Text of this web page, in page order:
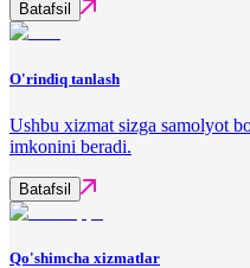
Batafsil
O'rindiq tanlash
Ushbu xizmat sizga samolyot
imkonini beradi.
Batafsil
Qo'shimcha xizmatlar